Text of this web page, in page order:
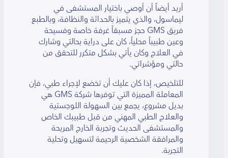
أريد أيضاً أن أوصي باختيار المستشفى في
ليماسول، والذي يتميز بالحداثة والنظافة، وبالطبع
فريق GMS حجز مسبقاً غرفة خاصة وفسيحة
وعين طبيباً محلياً، كان على دراية بحالتي وشارك
في العلاج وكان يأتي بشكل متكرر للتحقق من
حالتي ومؤشراتي.
للتلخيص، إذا كان عليك أن تخضع لإجراء طبي، فإن
المعاملة المميزة التي توفرها شركة GMS هي
بديل مشروع، يجمع بين السهولة اللوجستية
والعلاج الطبي المهني من قبل طبيبك الخاص
والمستشفى الحديث وتجربة الخارج المريحة
والمرافقة الشخصية الرحيمة لتسهيل وتحلية
التجربة.